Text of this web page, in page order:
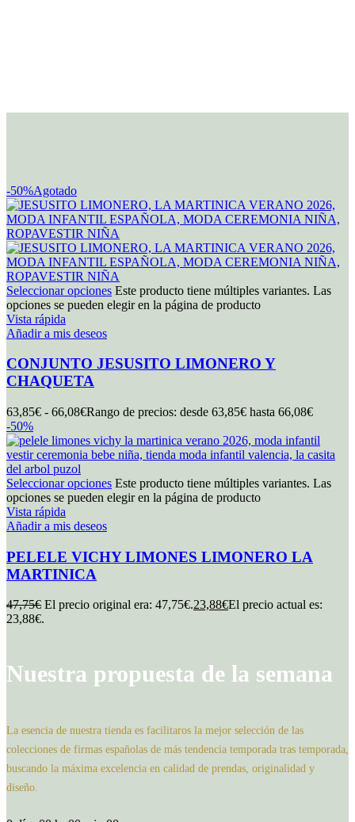
-50%Agotado
Seleccionar opciones Este producto tiene múltiples variantes. Las
opciones se pueden elegir en la página de producto
Vista rápida
Añadir a mis deseos
CONJUNTO JESUSITO LIMONERO Y
CHAQUETA
63,85€ - 66,08€Rango de precios: desde 63,85€ hasta 66,08€
-50%
Seleccionar opciones Este producto tiene múltiples variantes. Las
opciones se pueden elegir en la página de producto
Vista rápida
Añadir a mis deseos
PELELE VICHY LIMONES LIMONERO LA
MARTINICA
47,75€ El precio original era: 47,75€.23,88€El precio actual es:
23,88€.
Nuestra propuesta de la semana
La esencia de nuestra tienda es facilitaros la mejor selección de las
colecciones de firmas españolas de más tendencia temporada tras temporada,
buscando la máxima excelencia en calidad de prendas, originalidad y
diseño.